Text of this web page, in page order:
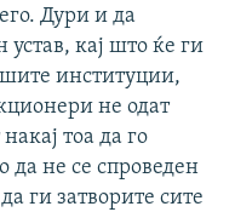
Дури и да
кај што ќе ги
институции,
не одат
тоа да го
да не се спроведен
ги затворите сите